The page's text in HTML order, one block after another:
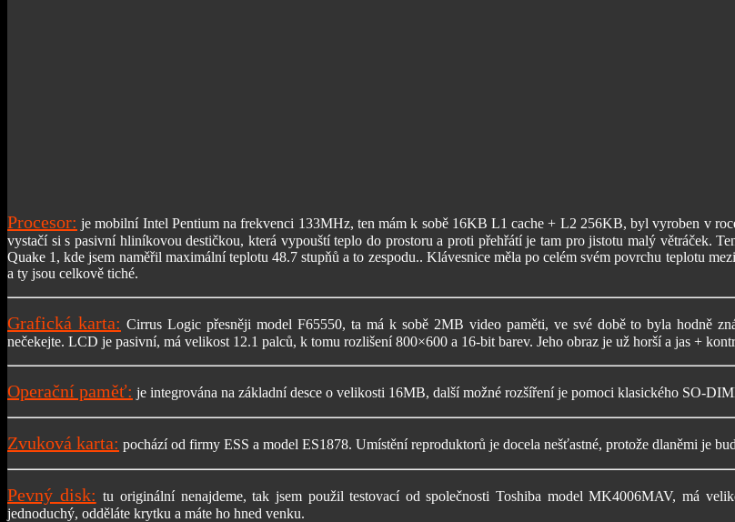
Procesor: je mobilní Intel Pentium na frekvenci 133MHz, ten mám k sobě 16KB L1 cache + L2 256KB, byl vyroben v
vystačí si s pasivní hliníkovou destičkou, která vypouští teplo do prostoru a proti přehřátí je tam pro jistotu malý větráček.
Quake 1, kde jsem naměřil maximální teplotu 48.7 stupňů a to zespodu.. Klávesnice měla po celém svém povrchu teplotu
a ty jsou celkově tiché.
Grafická karta: Cirrus Logic přesněji model F65550, ta má k sobě 2MB video paměti, ve své době to byla hodně
nečekejte. LCD je pasivní, má velikost 12.1 palců, k tomu rozlišení 800×600 a 16-bit barev. Jeho obraz je už horší a jas +
Operační paměť: je integrována na základní desce o velikosti 16MB, další možné rozšíření je pomoci klasického SO-
Zvuková karta: pochází od firmy ESS a model ES1878. Umístění reproduktorů je docela nešťastné, protože dlaněmi je
Pevný disk: tu originální nenajdeme, tak jsem použil testovací od společnosti Toshiba model MK4006MAV, má
jednoduchý, odděláte krytku a máte ho hned venku.